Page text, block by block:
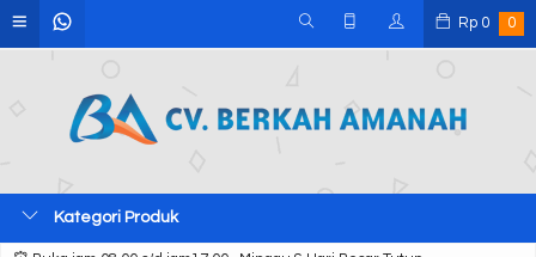
Rp 0 0
Kategori Produk